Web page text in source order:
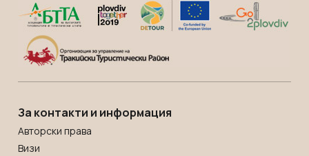
За контакти и информация
Авторски права
Визи